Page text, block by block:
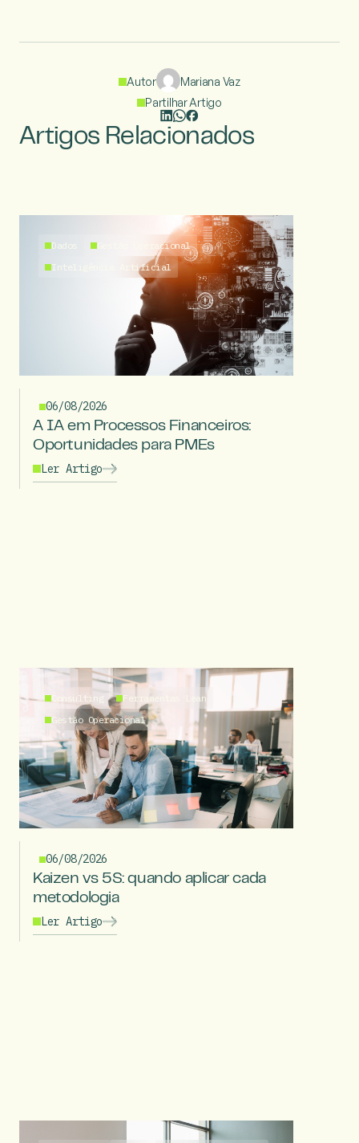
Autor
Mariana Vaz
Partilhar Artigo
Artigos Relacionados
Dados
Gestão Operacional
Inteligência Artificial
06/08/2026
A IA em Processos Financeiros:
Oportunidades para PMEs
Ler Artigo
Consulting
Ferramentas Lean
Gestão Operacional
06/08/2026
Kaizen vs 5S: quando aplicar cada
metodologia
Ler Artigo